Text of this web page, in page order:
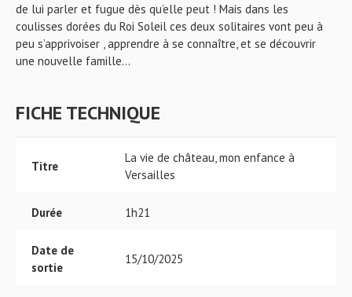
de lui parler et fugue dès qu’elle peut ! Mais dans les
coulisses dorées du Roi Soleil ces deux solitaires vont peu à
peu s’apprivoiser , apprendre à se connaître, et se découvrir
une nouvelle famille...
FICHE TECHNIQUE
Titre
La vie de château, mon enfance à
Versailles
Durée 1h21
Date de
sortie
15/10/2025